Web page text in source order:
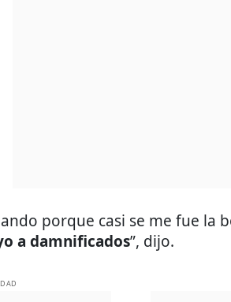
porque casi se me fue la
a damnificados”, dijo.